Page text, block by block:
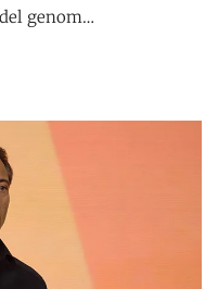
genom…